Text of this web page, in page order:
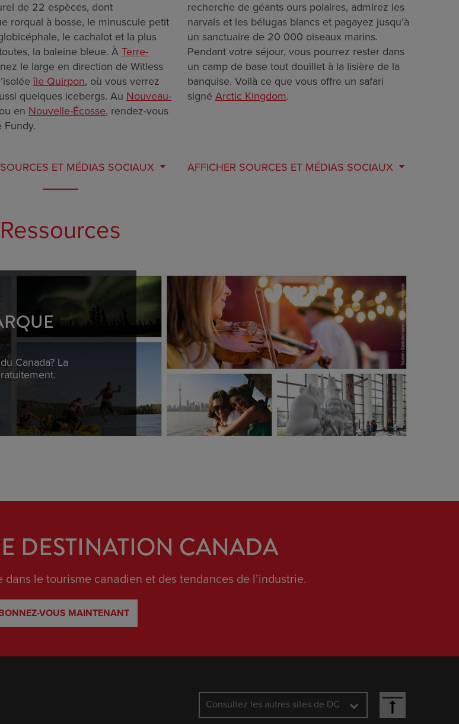
de 22 espèces, dont
rorqual à bosse, le minuscule petit
le cachalot et la plus
la baleine bleue. ÀTerre-
le large en direction de Witless
île Quirpon, où vous verrez
quelques icebergs. Au Nouveau-
ou en Nouvelle-Écosse, rendez-vous
Fundy.
SOURCES ET MÉDIAS SOCIAUX
recherche de géants ours polaires, admirez les
narvals et les bélugas blancs et pagayez jusqu’à
un sanctuaire de 20 000 oiseaux marins.
Pendant votre séjour, vous pourrez rester dans
un camp de base tout douillet à la lisière de la
banquise. Voilà ce que vous offre un safari
signéArctic Kingdom.
AFFICHER SOURCES ET MÉDIAS SOCIAUX
Ressources
Canada? La
DESTINATION CANADA
le tourisme canadien et des tendances de l’industrie.
VOUS MAINTENANT
Consultez les autres sites de DC